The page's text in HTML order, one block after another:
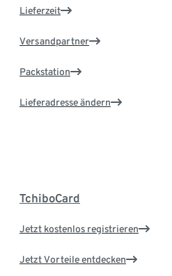
Lieferzeit
Versandpartner
Packstation
Lieferadresse ändern
TchiboCard
Jetzt kostenlos registrieren
Jetzt Vorteile entdecken